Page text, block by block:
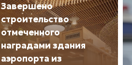
Завершено
строительство
отмеченного
наградами здания
аэропорта из